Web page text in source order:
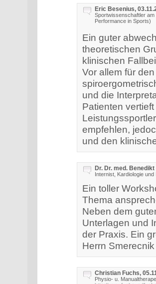
Eric Besenius,
Sportwissenschaftler
Performance in Sports)
Ein guter
theoretischen
klinischen
Vor allem für
und die
Patienten
empfehlen,
und den
Dr. Dr. med.
Internist, Kardiologie und
Ein toller
Thema
Neben dem
Unterlagen und
der Praxis. Ein
Herrn
Christian Fuchs,
Physio- u.